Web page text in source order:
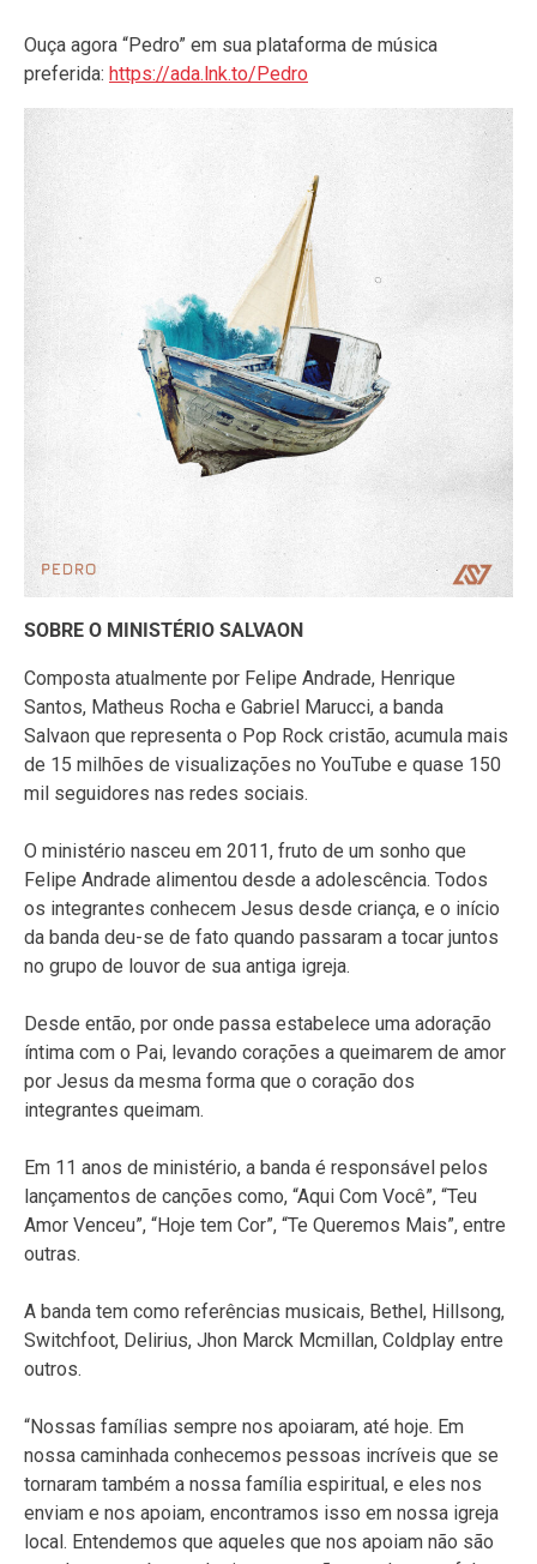
Ouça agora “Pedro” em sua plataforma de música
preferida: https://ada.lnk.to/Pedro
SOBRE O MINISTÉRIO SALVAON
Composta atualmente por Felipe Andrade, Henrique
Santos, Matheus Rocha e Gabriel Marucci, a banda
Salvaon que representa o Pop Rock cristão, acumula mais
de 15 milhões de visualizações no YouTube e quase 150
mil seguidores nas redes sociais.
O ministério nasceu em 2011, fruto de um sonho que
Felipe Andrade alimentou desde a adolescência. Todos
os integrantes conhecem Jesus desde criança, e o início
da banda deu-se de fato quando passaram a tocar juntos
no grupo de louvor de sua antiga igreja.
Desde então, por onde passa estabelece uma adoração
íntima com o Pai, levando corações a queimarem de amor
por Jesus da mesma forma que o coração dos
integrantes queimam.
Em 11 anos de ministério, a banda é responsável pelos
lançamentos de canções como, “Aqui Com Você”, “Teu
Amor Venceu”, “Hoje tem Cor”, “Te Queremos Mais”, entre
outras.
A banda tem como referências musicais, Bethel, Hillsong,
Switchfoot, Delirius, Jhon Marck Mcmillan, Coldplay entre
outros.
“Nossas famílias sempre nos apoiaram, até hoje. Em
nossa caminhada conhecemos pessoas incríveis que se
tornaram também a nossa família espiritual, e eles nos
enviam e nos apoiam, encontramos isso em nossa igreja
local. Entendemos que aqueles que nos apoiam não são